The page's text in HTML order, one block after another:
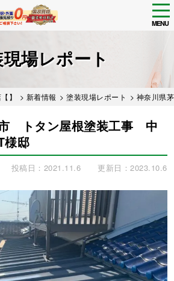
MENU
場レポート
】 > 新着情報 >塗装現場レポート > 神奈川県
トタン屋根塗装工事 中
邸
投稿日：2021.11.6 更新日：2023.10.6